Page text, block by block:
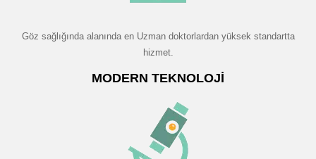
Göz sağlığında alanında en Uzman doktorlardan yüksek standartta
hizmet.
MODERN TEKNOLOJI